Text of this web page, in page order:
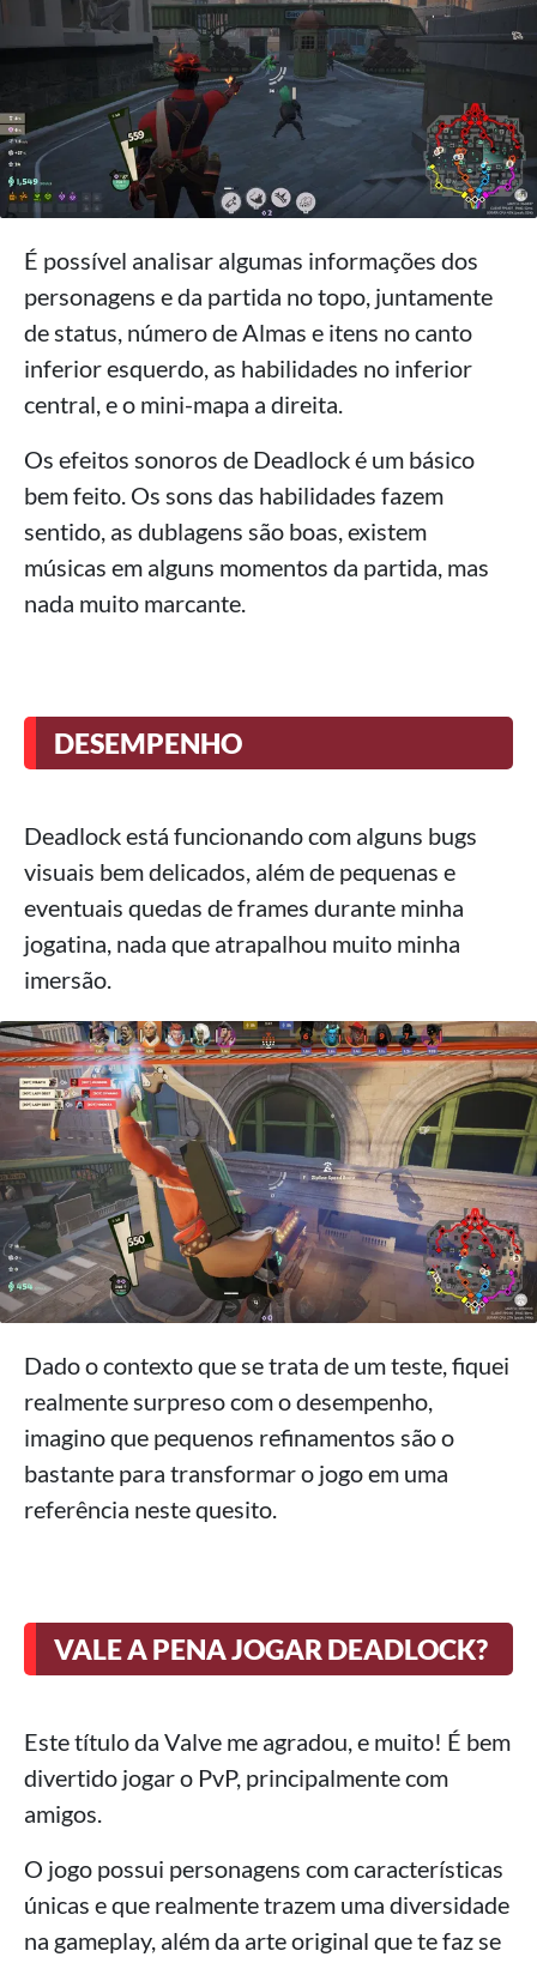
É possível analisar algumas informações dos
personagens e da partida no topo, juntamente
de status, número de Almas e itens no canto
inferior esquerdo, as habilidades no inferior
central, e o mini-mapa a direita.
Os efeitos sonoros de Deadlock é um básico
bem feito. Os sons das habilidades fazem
sentido, as dublagens são boas, existem
músicas em alguns momentos da partida, mas
nada muito marcante.
DESEMPENHO
Deadlock está funcionando com alguns bugs
visuais bem delicados, além de pequenas e
eventuais quedas de frames durante minha
jogatina, nada que atrapalhou muito minha
imersão.
Dado o contexto que se trata de um teste, fiquei
realmente surpreso com o desempenho,
imagino que pequenos refinamentos são o
bastante para transformar o jogo em uma
referência neste quesito.
VALE A PENA JOGAR DEADLOCK?
Este título da Valve me agradou, e muito! É bem
divertido jogar o PvP, principalmente com
amigos.
O jogo possui personagens com características
únicas e que realmente trazem uma diversidade
na gameplay, além da arte original que te faz se